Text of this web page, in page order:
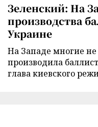
Зеленский: На
производства
Украине
На Западе многие
производила
глава киевского